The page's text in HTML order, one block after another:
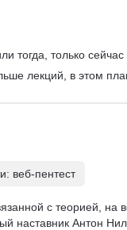
тогда, только сейчас
лекций, в этом
веб-пентест
с теорией, на
наставник Антон